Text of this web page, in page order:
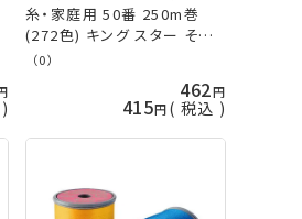
糸・家庭用 50番 250m巻
(272色) キング スター その2
フジックス 手芸の山久
（0）
462
415 税込